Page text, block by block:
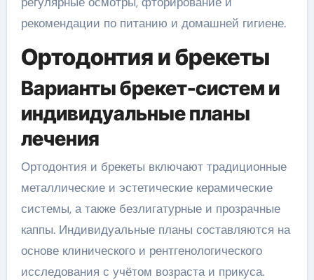
рекомендации по питанию и домашней гигиене.
Ортодонтия и брекеты
Варианты брекет-систем и
индивидуальные планы
лечения
Ортодонтия и брекеты включают традиционные
металлические и эстетические керамические
системы, а также безлигатурные и прозрачные
каппы. Индивидуальные планы составляются на
основе клинического и рентгенологического
исследования с учётом возраста и прикуса.